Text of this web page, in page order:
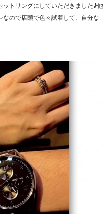
ットリングにしていただきました♪他
ので店頭で色々試着して、自分な